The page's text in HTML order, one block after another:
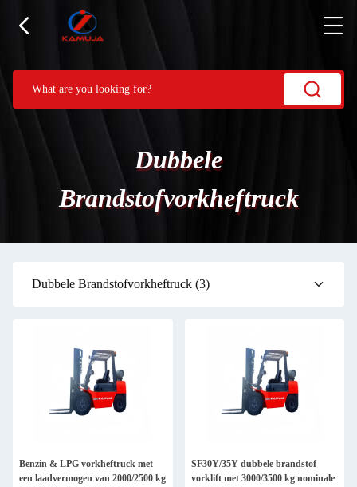
Dubbele
Brandstofvorkheftruck
Dubbele Brandstofvorkheftruck (3)
Benzin & LPG vorkheftruck met
een laadvermogen van 2000/2500 kg
SF30Y/35Y dubbele brandstof
vorklift met 3000/3500 kg nominale